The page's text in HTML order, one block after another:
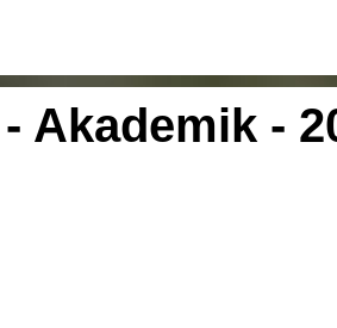
Akademik -